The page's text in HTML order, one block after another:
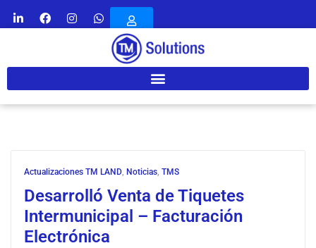
Actualizaciones TM LAND, Noticias, TMS
Desarrolló Venta de Tiquetes
Intermunicipal – Facturación
Electrónica